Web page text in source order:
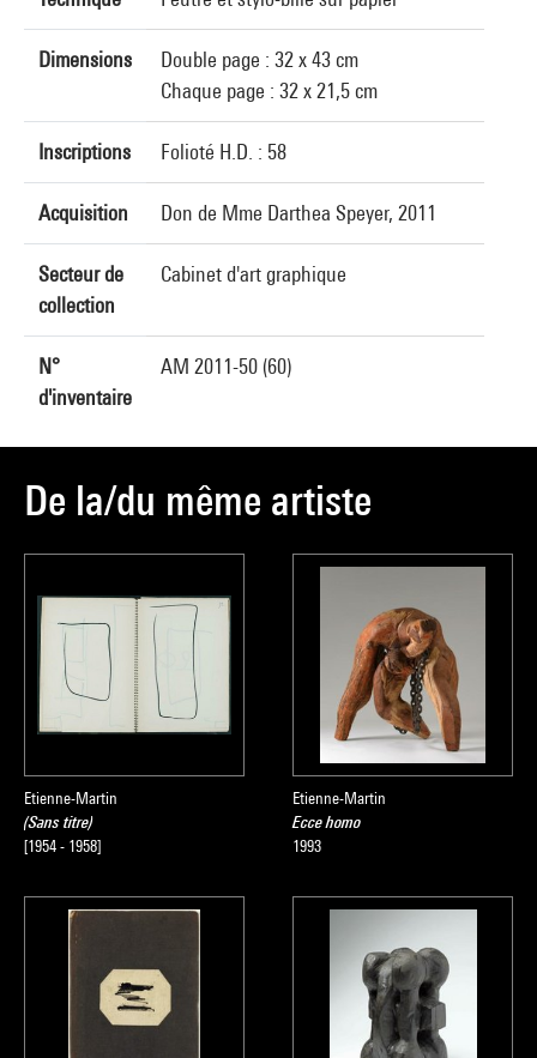
Dimensions
Double page : 32 x 43 cm
Chaque page : 32 x 21,5 cm
Inscriptions Folioté H.D. : 58
Acquisition Don de Mme Darthea Speyer, 2011
Secteur de
collection
Cabinet d'art graphique
N°
d'inventaire
AM 2011-50 (60)
De la/du même artiste
Etienne-Martin
(Sans titre)
[1954 - 1958]
Etienne-Martin
Ecce homo
1993